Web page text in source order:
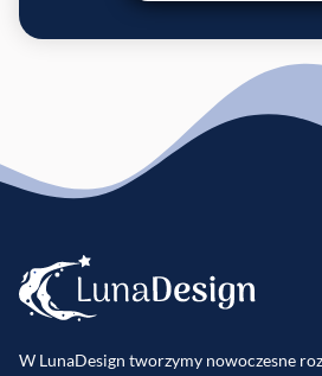
W LunaDesign tworzymy nowoczesne